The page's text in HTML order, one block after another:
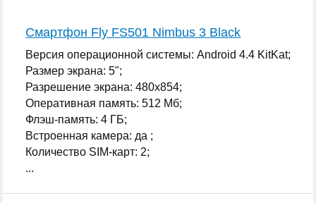
Смартфон Fly FS501 Nimbus 3 Black
Версия операционной системы: Android 4.4 KitKat;
Размер экрана: 5";
Разрешение экрана: 480x854;
Оперативная память: 512 Мб;
Флэш-память: 4 ГБ;
Встроенная камера: да ;
Количество SIM-карт: 2;
...